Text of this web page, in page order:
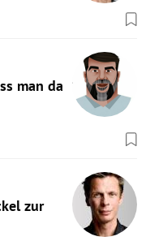
man da
zur